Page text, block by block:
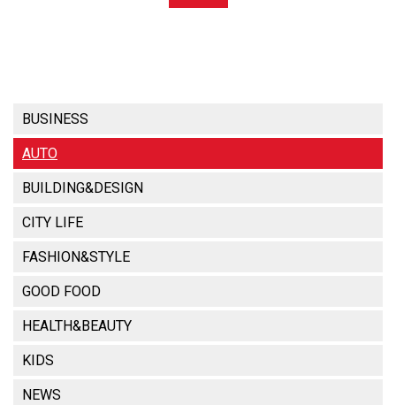
BUSINESS
AUTO
BUILDING&DESIGN
CITY LIFE
FASHION&STYLE
GOOD FOOD
HEALTH&BEAUTY
KIDS
NEWS